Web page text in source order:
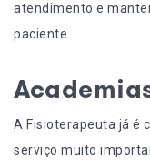
atendimento e
paciente.
A Fisioterapeuta já é
serviço muito